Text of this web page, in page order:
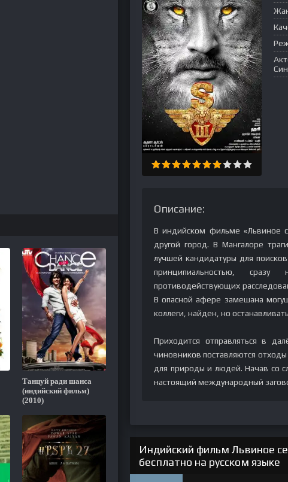
Описание:
В индийском фильме «Львиное
другой город. В Мангалоре
лучшей кандидатуры для
принципиальностью, сразу
противодействующих
В опасной афере замешана
коллеги, найден, но
Приходится отправляться в
чиновников поставляются
для природы и людей. Начав со
настоящий международный
Индийский фильм Львиное
бесплатно на русском языке
Танцуй ради шанса
(индийский фильм)
(2010)